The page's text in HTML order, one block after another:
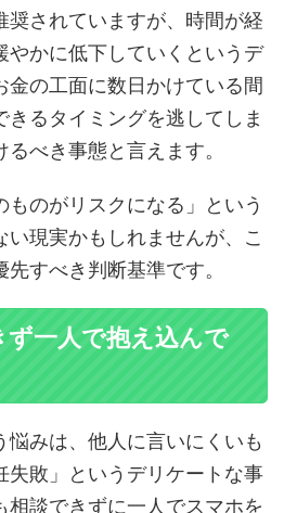
奨されていますが、時間が経
やかに低下していくというデ
金の工面に数日かけている間
きるタイミングを逃してしま
べき事態と言えます。
ものがリスクになる」という
現実かもしれませんが、こ
すべき判断基準です。
一人で抱え込んで
悩みは、他人に言いにくいも
失敗」というデリケートな事
相談できずに一人でスマホを